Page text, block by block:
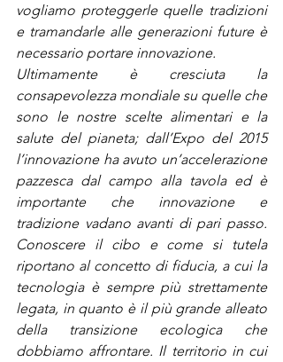
vogliamo proteggerle quelle tradizioni
e tramandarle alle generazioni future è
necessario portare innovazione.
Ultimamente è cresciuta la
consapevolezza mondiale su quelle che
sono le nostre scelte alimentari e la
salute del pianeta; dall’Expo del 2015
l’innovazione ha avuto un’accelerazione
pazzesca dal campo alla tavola ed è
importante che innovazione e
tradizione vadano avanti di pari passo.
Conoscere il cibo e come si tutela
riportano al concetto di fiducia, a cui la
tecnologia è sempre più strettamente
legata, in quanto è il più grande alleato
della transizione ecologica che
dobbiamo affrontare. Il territorio in cui